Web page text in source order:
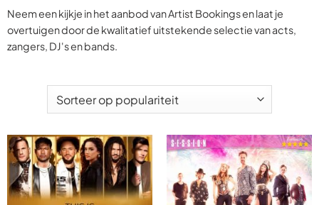
Neem een kijkje in het aanbod van Artist Bookings en laat je
overtuigen door de kwalitatief uitstekende selectie van acts,
zangers, DJ's en bands.